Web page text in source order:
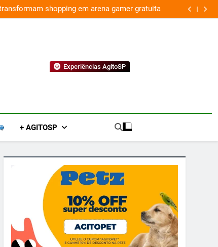
shopping em arena gamer gratuita
Experiências AgitoSP
+ AGITOSP